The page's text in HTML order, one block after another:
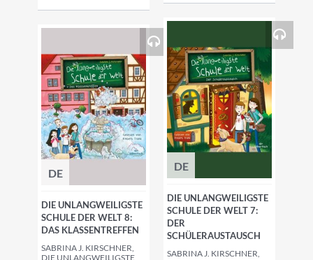
DE
DIE UNLANGWEILIGSTE
SCHULE DER WELT 8:
DAS KLASSENTREFFEN
SABRINA J. KIRSCHNER,
DIE UNLANGWEILIGSTE
DE
DIE UNLANGWEILIGSTE
SCHULE DER WELT 7:
DER
SCHÜLERAUSTAUSCH
SABRINA J. KIRSCHNER,